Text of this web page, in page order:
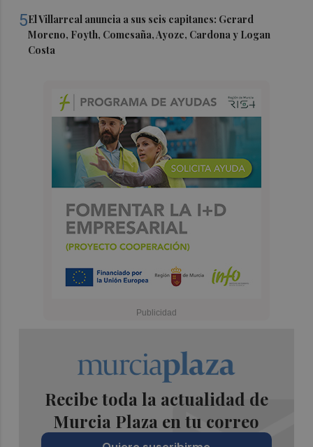
5El Villarreal anuncia a sus seis capitanes: Gerard
Moreno, Foyth, Comesaña, Ayoze, Cardona y Logan
Costa
Recibe toda la actualidad de
Murcia Plaza en tu correo